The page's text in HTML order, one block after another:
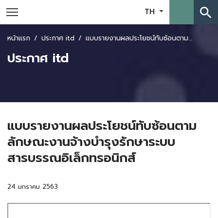
TH search
หน้าแรก ประกาศ itd แบบรายงานผลประโยชน์ทับซ้อนตามลักษณะงานจ้างบำรุงรักษาระบบสารบรรณอิเล็กทรอนิกส์
ประกาศ itd
แบบรายงานผลประโยชน์ทับซ้อนตาม
ลักษณะงานจ้างบำรุงรักษาระบบ
สารบรรณอิเล็กทรอนิกส์
24 มกราคม 2563